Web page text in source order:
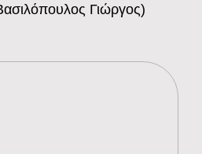
Γιώργος)